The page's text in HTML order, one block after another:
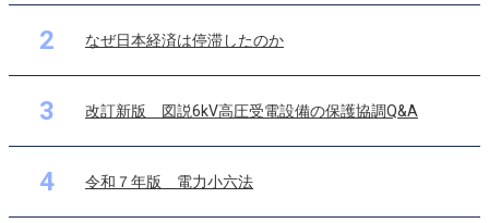
2 なぜ日本経済は停滞したのか
3 改訂新版 図説6kV高圧受電設備の保護協調Q&A
4 令和７年版 電力小六法